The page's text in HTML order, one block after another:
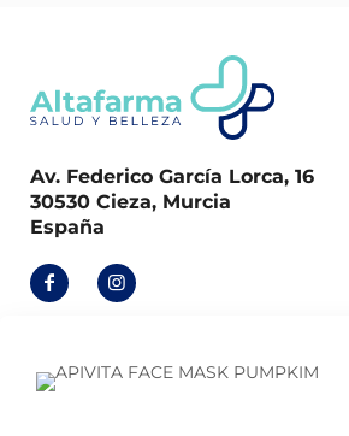
Av. Federico García Lorca, 16
30530 Cieza, Murcia
España
© 2026